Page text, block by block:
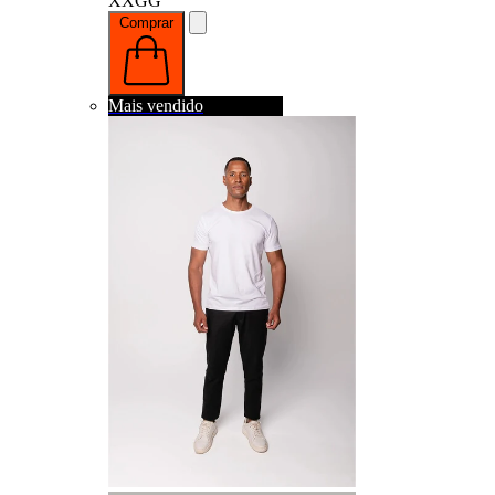
Comprar